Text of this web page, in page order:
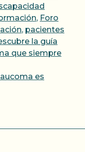
, Foro
, pacientes
la guía
que siempre
es